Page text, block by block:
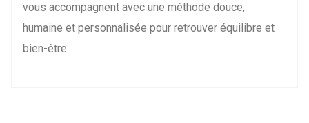
vous accompagnent avec une méthode douce,
humaine et personnalisée pour retrouver équilibre et
bien-être.